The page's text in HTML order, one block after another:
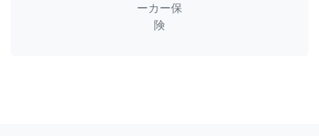
ーカー保
険